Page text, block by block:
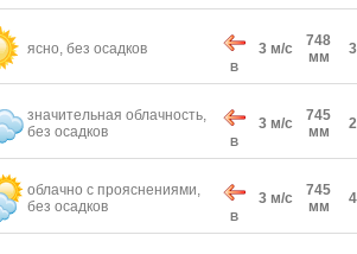
ясно, без осадков
В
3 м/с
748
мм
значительная облачность,
без осадков
В
3 м/с
745
мм
облачно с прояснениями,
без осадков
В
3 м/с
745
мм